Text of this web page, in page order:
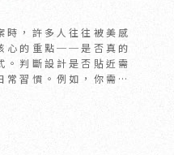
室內設計公司
時，許多人往往被美感
心的重點──是否真的
。判斷設計是否貼近需
常習慣。例如，你需要